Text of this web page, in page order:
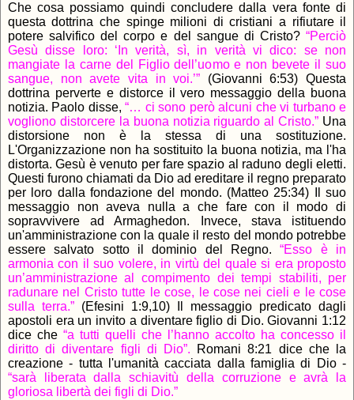
Che cosa possiamo quindi concludere dalla vera fonte di
questa dottrina che spinge milioni di cristiani a rifiutare il
potere salvifico del corpo e del sangue di Cristo?“Perciò
Gesù disse loro: ‘In verità, sì, in verità vi dico: se non
mangiate la carne del Figlio dell’uomo e non bevete il suo
sangue, non avete vita in voi.’” (Giovanni 6:53) Questa
dottrina perverte e distorce il vero messaggio della buona
notizia. Paolo disse,“… ci sono però alcuni che vi turbano e
vogliono distorcere la buona notizia riguardo al Cristo.” Una
distorsione non è la stessa di una sostituzione.
L'Organizzazione non ha sostituito la buona notizia, ma l'ha
distorta. Gesù è venuto per fare spazio al raduno degli eletti.
Questi furono chiamati da Dio ad ereditare il regno preparato
per loro dalla fondazione del mondo. (Matteo 25:34) Il suo
messaggio non aveva nulla a che fare con il modo di
sopravvivere ad Armaghedon. Invece, stava istituendo
un'amministrazione con la quale il resto del mondo potrebbe
essere salvato sotto il dominio del Regno.“Esso è in
armonia con il suo volere, in virtù del quale si era proposto
un’amministrazione al compimento dei tempi stabiliti, per
radunare nel Cristo tutte le cose, le cose nei cieli e le cose
sulla terra.”(Efesini 1:9,10) Il messaggio predicato dagli
apostoli era un invito a diventare figlio di Dio. Giovanni 1:12
dice che “a tutti quelli che l’hanno accolto ha concesso il
diritto di diventare figli di Dio”. Romani 8:21 dice che la
creazione - tutta l'umanità cacciata dalla famiglia di Dio -
“sarà liberata dalla schiavitù della corruzione e avrà la
gloriosa libertà dei figli di Dio.”